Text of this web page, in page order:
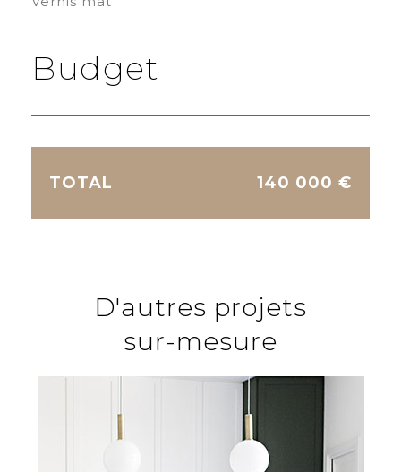
Budget
TOTAL 140 000 €
D'autres projets
sur-mesure